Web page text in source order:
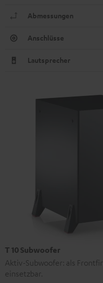
Abmessungen
Anschlüsse
Lautsprecher
T 10 Subwoofer
Aktiv-Subwoofer: als
einsetzbar.